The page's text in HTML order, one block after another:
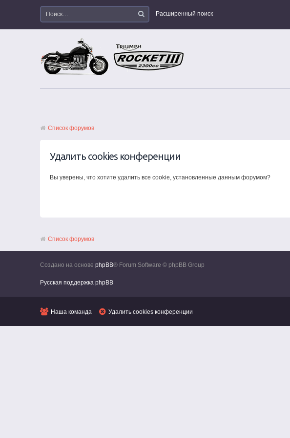
Расширенный поиск
Список форумов
Удалить cookies конференции
Вы уверены, что хотите удалить все cookie, установленные данным форумом?
Список форумов
Создано на основе phpBB® Forum Software © phpBB Group
Русская поддержка phpBB
Наша команда Удалить cookies конференции